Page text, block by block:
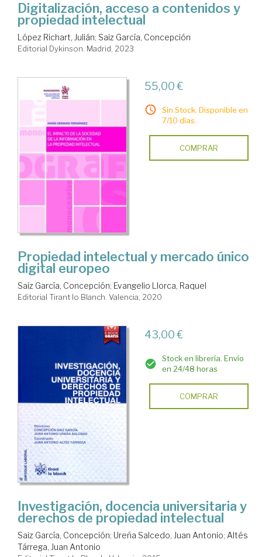
Digitalización, acceso a contenidos y
propiedad intelectual
López Richart, Julián; Saiz García, Concepción
Editorial Dykinson. Madrid, 2023
55,00 €
Sin Stock. Disponible en
7/10 días.
COMPRAR
Propiedad intelectual y mercado único
digital europeo
Saiz García, Concepción; Evangelio Llorca, Raquel
Editorial Tirant lo Blanch. Valencia, 2020
43,00 €
Stock en librería. Envío
en 24/48 horas
COMPRAR
Investigación, docencia universitaria y
derechos de propiedad intelectual
Saiz García, Concepción; Ureña Salcedo, Juan Antonio; Altés
Tárrega, Juan Antonio